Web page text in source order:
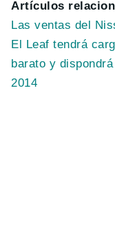
Artículos
Las ventas del
El Leaf tendrá
barato y
2014